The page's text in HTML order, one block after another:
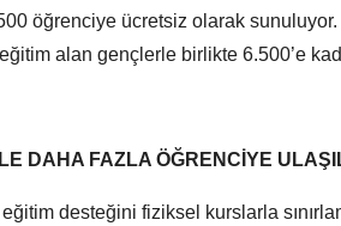
öğrenciye ücretsiz olarak
alan gençlerle birlikte 6.500’e
DAHA FAZLA ÖĞRENCİYE
desteğini fiziksel kurslarla